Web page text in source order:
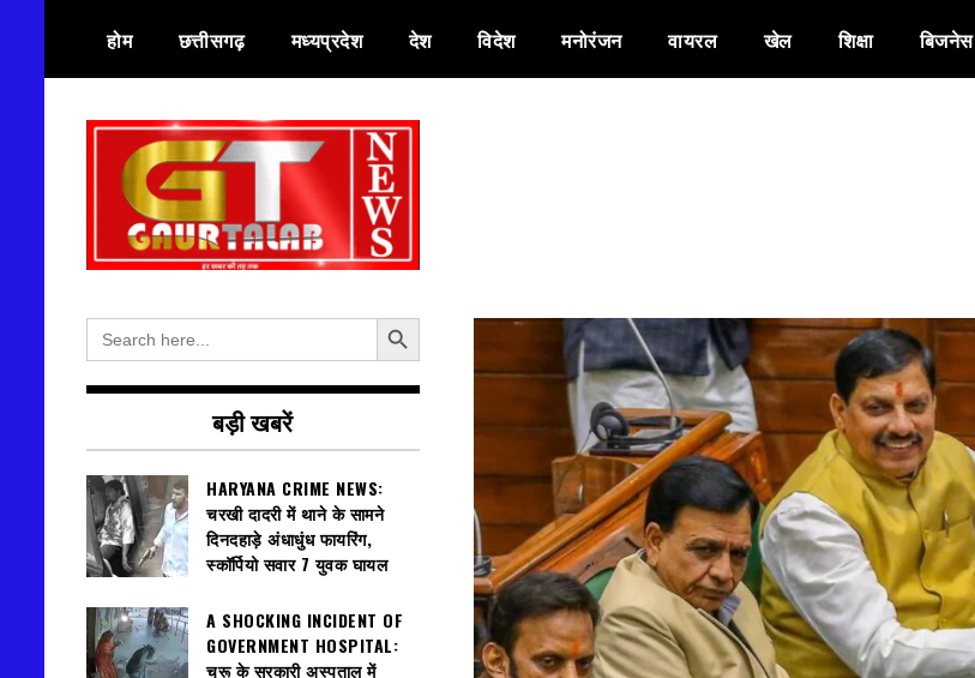
content
होम छत्तीसगढ़ मध्यप्रदेश देश विदेश मनोरंजन वायरल खेल शिक्षा बिजनेस
गौरतलब न्यूज
Search
for:
Search Button
बड़ी खबरें
HARYANA CRIME NEWS:
चरखी दादरी में थाने के सामने
दिनदहाड़े अंधाधुंध फायरिंग,
स्कॉर्पियो सवार 7 युवक घायल
A SHOCKING INCIDENT OF
GOVERNMENT HOSPITAL:
चूरू के सरकारी अस्पताल में